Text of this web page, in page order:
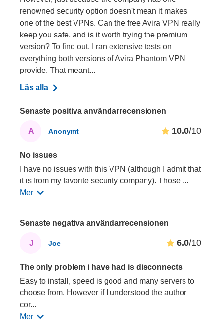
renowned security option doesn't mean it makes
one of the best VPNs. Can the free Avira VPN really
keep you safe, and is it worth trying the premium
version? To find out, I ran extensive tests on
everything both versions of Avira Phantom VPN
provide. That meant...
Läs alla
Senaste positiva användarrecensionen
A Anonymt 10.0/10
No issues
I have no issues with this VPN (although I admit that
it is from my favorite security company). Those ...
Mer
Senaste negativa användarrecensionen
J Joe 6.0/10
The only problem i have had is disconnects
Easy to install, speed is good and many servers to
choose from. However if I understood the author
cor...
Mer